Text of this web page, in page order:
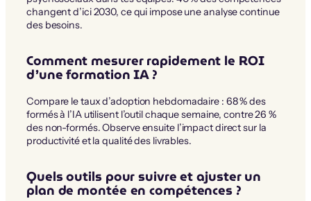
changent d’ici 2030, ce qui impose une analyse continue
des besoins.
Comment mesurer rapidement le ROI
d’une formation IA ?
Compare le taux d’adoption hebdomadaire : 68 % des
formés à l’IA utilisent l’outil chaque semaine, contre 26 %
des non-formés. Observe ensuite l’impact direct sur la
productivité et la qualité des livrables.
Quels outils pour suivre et ajuster un
plan de montée en compétences ?